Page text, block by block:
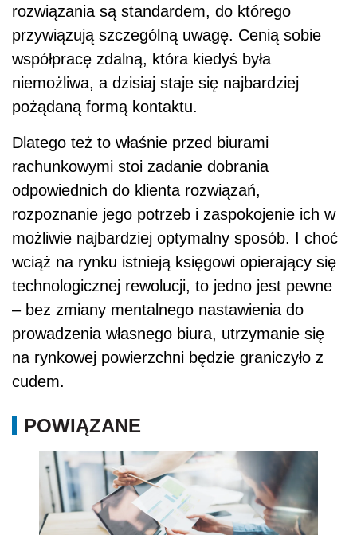
rozwiązania są standardem, do którego
przywiązują szczególną uwagę. Cenią sobie
współpracę zdalną, która kiedyś była
niemożliwa, a dzisiaj staje się najbardziej
pożądaną formą kontaktu.
Dlatego też to właśnie przed biurami
rachunkowymi stoi zadanie dobrania
odpowiednich do klienta rozwiązań,
rozpoznanie jego potrzeb i zaspokojenie ich w
możliwie najbardziej optymalny sposób. I choć
wciąż na rynku istnieją księgowi opierający się
technologicznej rewolucji, to jedno jest pewne
– bez zmiany mentalnego nastawienia do
prowadzenia własnego biura, utrzymanie się
na rynkowej powierzchni będzie graniczyło z
cudem.
POWIĄZANE